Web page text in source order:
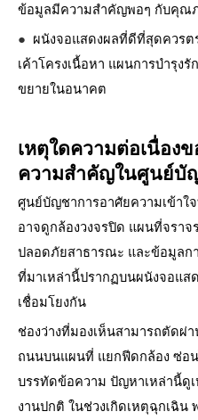
ข้อมูลมีความสำคัญพอๆ กับคุณ
● ผนังจอแสดงผลที่ดีที่สุดควรต
เค้าโครงเนื้อหา แผนการบำรุง
ขยายในอนาคต
เหตุใดความต่อเนื่อง
ความสำคัญในศูนย์บั
ศูนย์บัญชาการอาศัยความเข้าใ
อาจดูกล้องวงจรปิด แผนที่จราจ
ปลอดภัยสาธารณะ และข้อมูลก
ที่มาเหล่านี้ปรากฏบนผนังจอแส
เชื่อมโยงกัน
ช่องว่างที่มองเห็นสามารถตัดผ่
ถนนบนแผนที่ แยกฟีดกล้อง ซ่อ
บรรทัดข้อความ ปัญหาเหล่านี้ดู
งานปกติ ในช่วงเกิดเหตุฉุกเฉิน